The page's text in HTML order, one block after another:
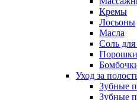
Кремы
Лосьоны
Масла
Соль
Порошки
Уход за
Зубные
Зубные